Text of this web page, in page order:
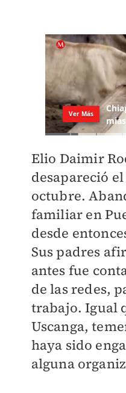
Elio Daimir
desapareció
octubre.
familiar en
desde
Sus padres
antes fue
de las redes,
trabajo. Igual
Uscanga,
haya sido
alguna